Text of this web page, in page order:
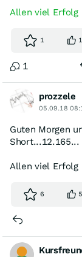
Allen viel Erfolg
1 1
1
prozzele
05.09.18
Guten Morgen
Short...12.165...
Allen viel Erfolg
6 5